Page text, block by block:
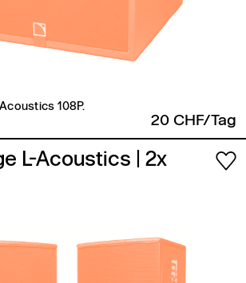
108P.
20 CHF/Tag
L-Acoustics | 2x